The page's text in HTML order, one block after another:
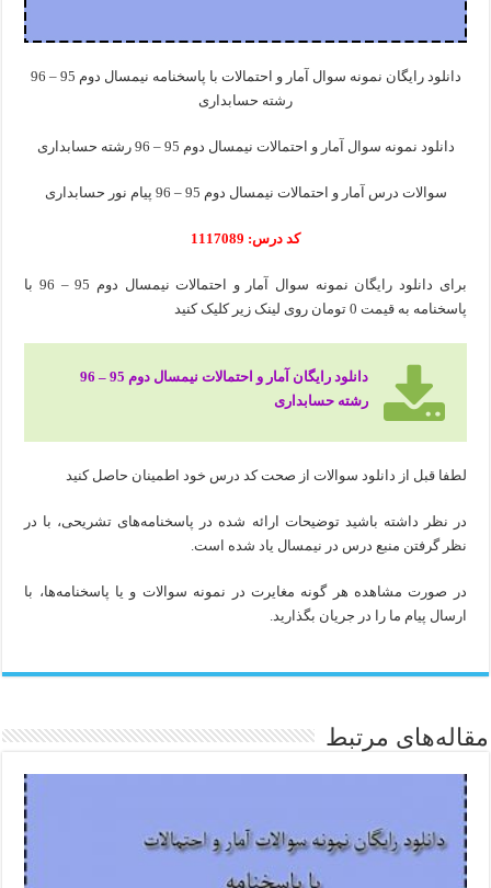
دانلود رایگان نمونه سوال آمار و احتمالات با پاسخنامه نیمسال دوم 95 – 96
رشته حسابداری
دانلود نمونه سوال آمار و احتمالات نیمسال دوم 95 – 96 رشته حسابداری
سوالات درس آمار و احتمالات نیمسال دوم 95 – 96 پیام نور حسابداری
کد درس: 1117089
برای دانلود رایگان نمونه سوال آمار و احتمالات نیمسال دوم 95 – 96 با
پاسخنامه به قیمت 0 تومان روی لینک زیر کلیک کنید
دانلود رایگان آمار و احتمالات نیمسال دوم 95 – 96
رشته حسابداری
لطفا قبل از دانلود سوالات از صحت کد درس خود اطمینان حاصل کنید
در نظر داشته باشید توضیحات ارائه شده در پاسخنامه‌های تشریحی، با در
نظر گرفتن منبع درس در نیمسال یاد شده است.
در صورت مشاهده هر گونه مغایرت در نمونه سوالات و یا پاسخنامه‌ها، با
ارسال پیام ما را در جریان بگذارید.
مقاله‌های مرتبط